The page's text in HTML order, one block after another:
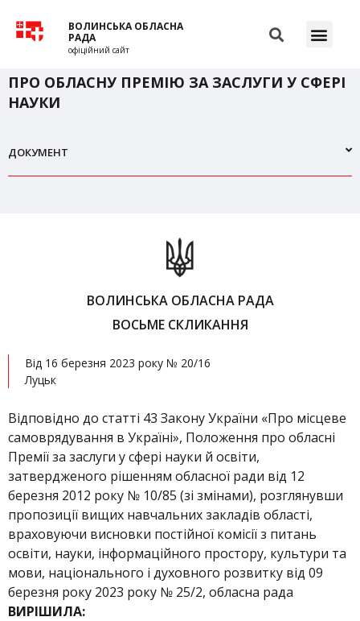
ВОЛИНСЬКА ОБЛАСНА
РАДА
офіційний сайт
ПРО ОБЛАСНУ ПРЕМІЮ ЗА ЗАСЛУГИ У СФЕРІ
НАУКИ
ДОКУМЕНТ
ВОЛИНСЬКА ОБЛАСНА РАДА
ВОСЬМЕ СКЛИКАННЯ
Від 16 березня 2023 року № 20/16
Луцьк
Відповідно до статті 43 Закону України «Про місцеве
самоврядування в Україні», Положення про обласні
Премії за заслуги у сфері науки й освіти,
затвердженого рішенням обласної ради від 12
березня 2012 року № 10/85 (зі змінами), розглянувши
пропозиції вищих навчальних закладів області,
враховуючи висновки постійної комісії з питань
освіти, науки, інформаційного простору, культури та
мови, національного і духовного розвитку від 09
березня року 2023 року № 25/2, обласна рада
ВИРІШИЛА: